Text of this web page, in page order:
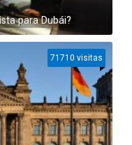
para Dubái?
71710 visitas